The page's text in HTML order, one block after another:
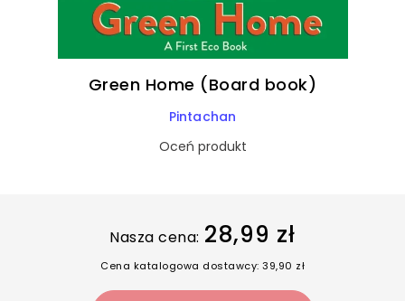
Green Home (Board book)
Pintachan
Oceń produkt
Nasza cena: 28,99 zł
Cena katalogowa dostawcy: 39,90 zł